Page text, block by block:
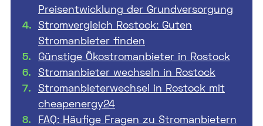
Preisentwicklung der Grundversorgung
Stromvergleich Rostock: Guten
Stromanbieter finden
Günstige Ökostromanbieter in Rostock
Stromanbieter wechseln in Rostock
Stromanbieterwechsel in Rostock mit
cheapenergy24
FAQ: Häufige Fragen zu Stromanbietern